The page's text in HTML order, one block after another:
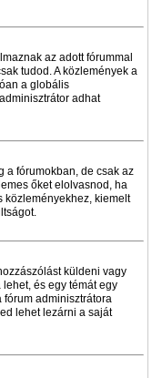
az adott fórummal
tudod. A közlemények a
a globális
adhat
a fórumokban, de csak az
őket elolvasnod, ha
közleményekhez, kiemelt
küldeni vagy
és egy témát egy
fórum adminisztrátora
lehet lezárni a saját